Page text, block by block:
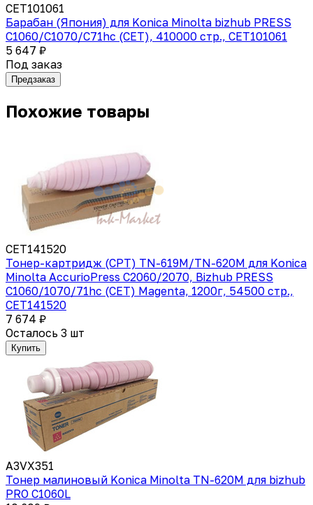
CET101061
Барабан (Япония) для Konica Minolta bizhub PRESS
C1060/C1070/C71hc (CET), 410000 стр., CET101061
5 647 ₽
Под заказ
Предзаказ
Похожие товары
CET141520
Тонер-картридж (CPT) TN-619M/TN-620M для Konica
Minolta AccurioPress C2060/2070, Bizhub PRESS
C1060/1070/71hc (CET) Magenta, 1200г, 54500 стр.,
CET141520
7 674 ₽
Осталось 3 шт
Купить
A3VX351
Тонер малиновый Konica Minolta TN-620M для bizhub
PRO C1060L